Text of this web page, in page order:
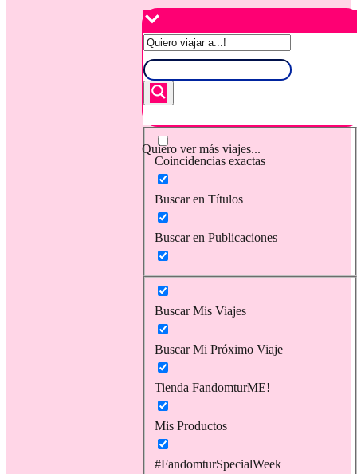
Quiero ver más viajes...
Coincidencias exactas
Buscar en Títulos
Buscar en Publicaciones
Buscar Mis Viajes
Buscar Mi Próximo Viaje
Tienda FandomturME!
Mis Productos
#FandomturSpecialWeek